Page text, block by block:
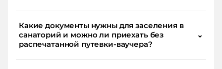
Какие документы нужны для заселения в
санаторий и можно ли приехать без
распечатанной путевки-ваучера?
⌄